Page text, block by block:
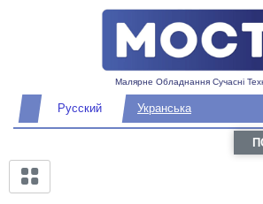
Малярне Обладнання Сучасні
Русский Укранська